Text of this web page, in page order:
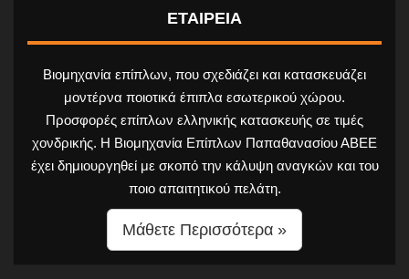
ΕΤΑΙΡΕΙΑ
Βιομηχανία επίπλων, που σχεδιάζει και κατασκευάζει
μοντέρνα ποιοτικά έπιπλα εσωτερικού χώρου.
Προσφορές επίπλων ελληνικής κατασκευής σε τιμές
χονδρικής. Η Βιομηχανία Επίπλων Παπαθανασίου ΑΒΕΕ
έχει δημιουργηθεί με σκοπό την κάλυψη αναγκών και του
ποιο απαιτητικού πελάτη.
Μάθετε Περισσότερα »